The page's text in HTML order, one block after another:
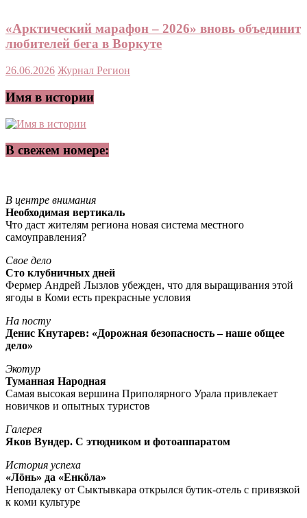
«Арктический марафон – 2026» вновь объединит
любителей бега в Воркуте
26.06.2026 Журнал Регион
Имя в истории
В свежем номере:
В центре внимания
Необходимая вертикаль
Что даст жителям региона новая система местного
самоуправления?
Свое дело
Сто клубничных дней
Фермер Андрей Лызлов убежден, что для выращивания этой
ягоды в Коми есть прекрасные условия
На посту
Денис Кнутарев: «Дорожная безопасность – наше общее
дело»
Экотур
Туманная Народная
Самая высокая вершина Приполярного Урала привлекает
новичков и опытных туристов
Галерея
Яков Вундер. С этюдником и фотоаппаратом
История успеха
«Лöнь» да «Енкöла»
Неподалеку от Сыктывкара открылся бутик-отель с привязкой
к коми культуре